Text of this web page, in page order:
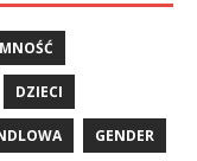
DZIECI
GENDER